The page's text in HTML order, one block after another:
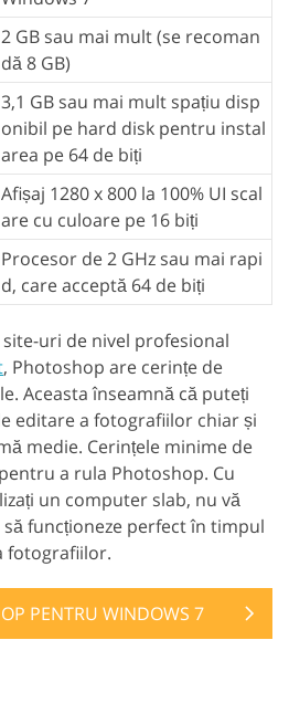
2 GB sau mai mult (se recoman
dă 8 GB)
3,1 GB sau mai mult spațiu disp
onibil pe hard disk pentru instal
area pe 64 de biți
Afișaj 1280 x 800 la 100% UI scal
are cu culoare pe 16 biți
Procesor de 2 GHz sau mai rapi
d, care acceptă 64 de biți
uri de nivel profesional
, Photoshop are cerințe de
Aceasta înseamnă că puteți
editare a fotografiilor chiar și
medie. Cerințele minime de
a rula Photoshop. Cu
un computer slab, nu vă
funcționeze perfect în timpul
fotografiilor.
PENTRU WINDOWS 7